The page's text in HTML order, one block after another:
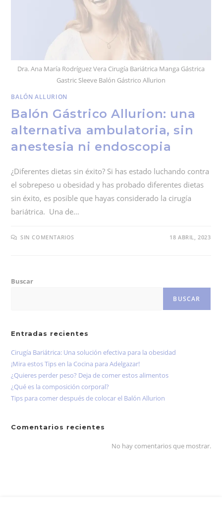
Dra. Ana María Rodríguez Vera Cirugía Bariátrica Manga Gástrica
Gastric Sleeve Balón Gástrico Allurion
BALÓN ALLURION
Balón Gástrico Allurion: una
alternativa ambulatoria, sin
anestesia ni endoscopia
¿Diferentes dietas sin éxito? Si has estado luchando contra
el sobrepeso u obesidad y has probado diferentes dietas
sin éxito, es posible que hayas considerado la cirugía
bariátrica. Una de…
SIN COMENTARIOS 18 ABRIL, 2023
Buscar
BUSCAR
Entradas recientes
Cirugía Bariátrica: Una solución efectiva para la obesidad
¡Mira estos Tips en la Cocina para Adelgazar!
¿Quieres perder peso? Deja de comer estos alimentos
¿Qué es la composición corporal?
Tips para comer después de colocar el Balón Allurion
Comentarios recientes
No hay comentarios que mostrar.